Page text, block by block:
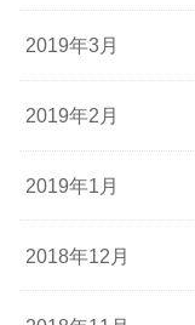
2019年3月
2019年2月
2019年1月
2018年12月